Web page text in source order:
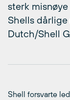
sterk
Shells
Dutch/Shell
Shell forsvarte